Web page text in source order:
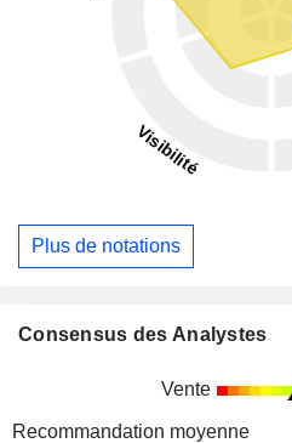
Plus de notations
Consensus des Analystes
Vente
Recommandation moyenne